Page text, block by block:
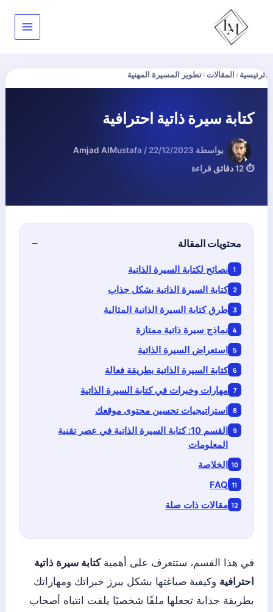
المحتوى
الرئيسية›المقالات›تطوير المسيرة المهنية
كتابة سيرة ذاتية احترافية
بواسطة Amjad AlMustafa / 22/12/2023
⏱ 12 دقائق قراءة
محتويات المقالة
نصائح لكتابة السيرة الذاتية
كتابة السيرة الذاتية بشكل جذاب
طرق كتابة السيرة الذاتية المثالية
نماذج سيرة ذاتية ممتازة
استعراض السيرة الذاتية
كتابة السيرة الذاتية بطريقة فعالة
مهارات وخبرات في كتابة السيرة الذاتية
استراتيجيات تحسين محتوى موقعك
القسم 10: كتابة السيرة الذاتية في عصر تقنية
المعلومات
الخلاصة
FAQ
مقالات ذات صلة
في هذا القسم، ستتعرف على أهميةكتابة سيرة ذاتية
احترافية وكيفية صياغتها بشكل يبرز خبراتك ومهاراتك
بطريقة جذابة تجعلها ملفًا شخصيًا يلفت انتباه أصحاب